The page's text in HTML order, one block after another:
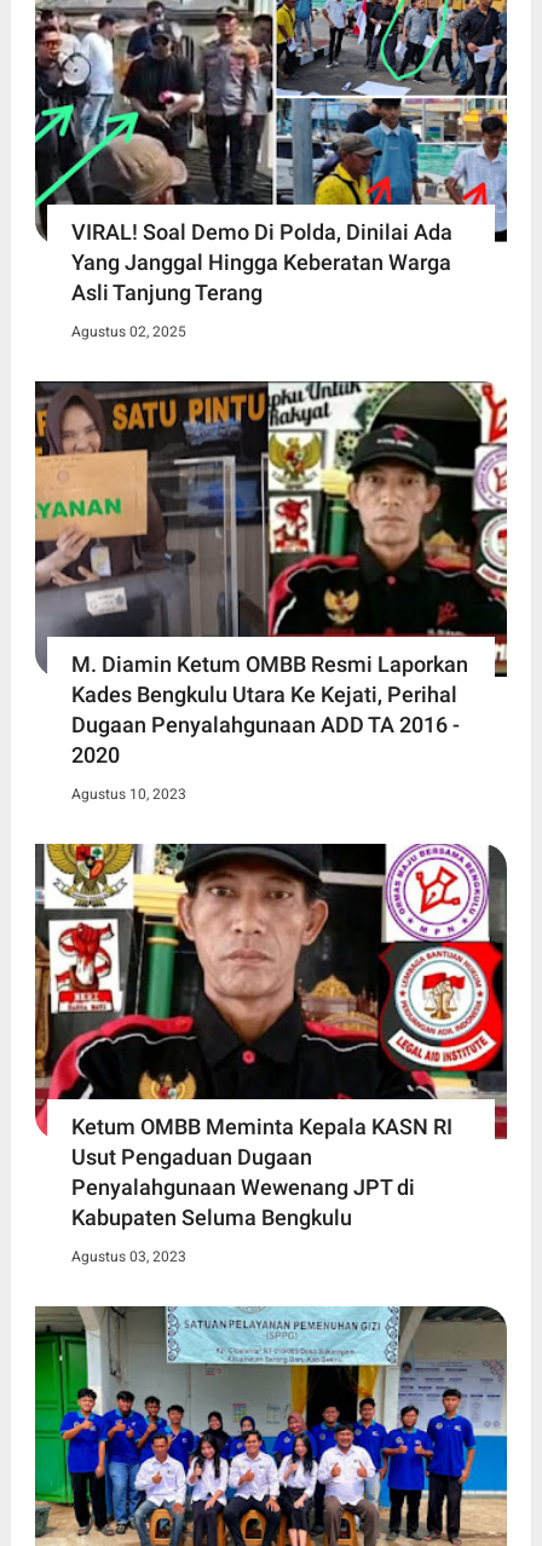
VIRAL! Soal Demo Di Polda, Dinilai Ada
Yang Janggal Hingga Keberatan Warga
Asli Tanjung Terang
Agustus 02, 2025
M. Diamin Ketum OMBB Resmi Laporkan
Kades Bengkulu Utara Ke Kejati, Perihal
Dugaan Penyalahgunaan ADD TA 2016 -
2020
Agustus 10, 2023
Ketum OMBB Meminta Kepala KASN RI
Usut Pengaduan Dugaan
Penyalahgunaan Wewenang JPT di
Kabupaten Seluma Bengkulu
Agustus 03, 2023